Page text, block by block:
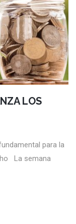
LOS
para la
La semana